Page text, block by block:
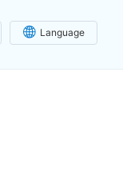
Language